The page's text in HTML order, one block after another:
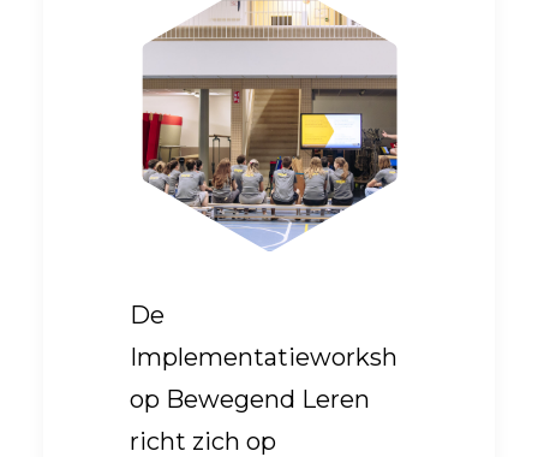
De
Implementatieworksh
op Bewegend Leren
richt zich op